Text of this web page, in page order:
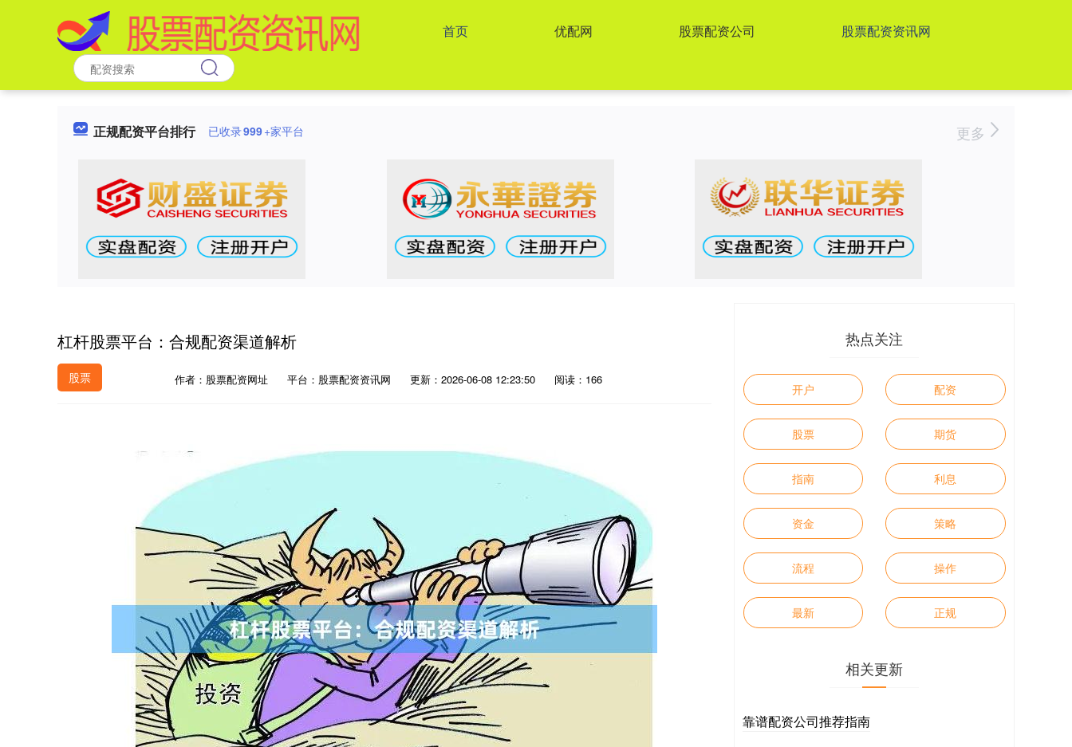
首页 优配网 股票配资公司 股票配资资讯网
正规配资平台排行 已收录999+家平台 更多
杠杆股票平台：合规配资渠道解析
股票 作者：股票配资网址 平台：股票配资资讯网 更新：2026-06-08 12:23:50 阅读：166
热点关注
开户 配资
股票 期货
指南 利息
资金 策略
流程 操作
最新 正规
相关更新
靠谱配资公司推荐指南